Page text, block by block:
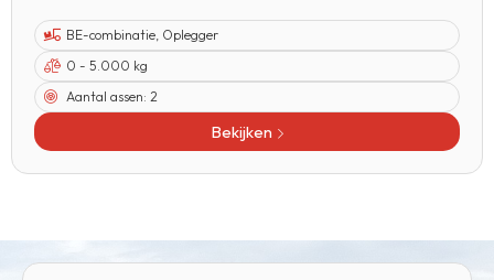
BE-combinatie, Oplegger
0 - 5.000 kg
Aantal assen: 2
Bekijken